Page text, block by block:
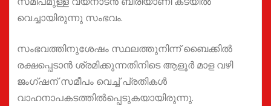
വെച്ചായിരുന്നു സംഭവം.
സംഭവത്തിനുശേഷം സ്ഥലത്തുനിന്ന് ബൈക്കിൽ
രക്ഷപ്പെടാൻ ശ്രമിക്കുന്നതിനിടെ ആളൂർ മാള വഴി
ജംഗ്ഷന് സമീപം വെച്ച് പ്രതികൾ
വാഹനാപകടത്തിൽപ്പെടുകയായിരുന്നു.